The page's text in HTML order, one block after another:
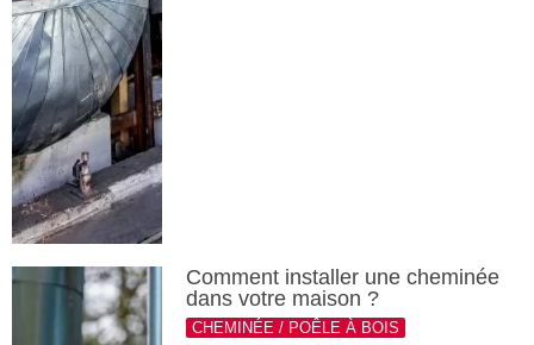
Comment installer une cheminée
dans votre maison ?
CHEMINÉE / POÊLE À BOIS